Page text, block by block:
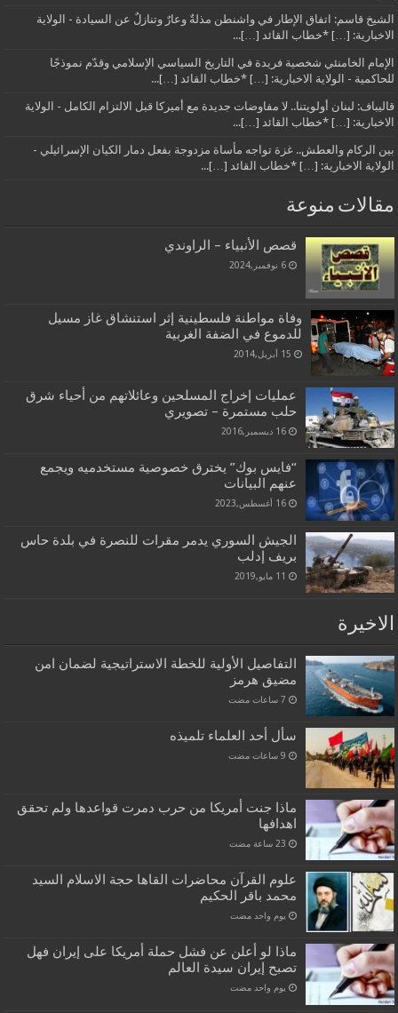
الشيخ قاسم: اتفاق الإطار في واشنطن مذلةٌ وعارٌ وتنازلٌ عن السيادة - الولاية
الاخبارية: […] *خطاب القائد […]...
الإمام الخامنئي شخصية فريدة في التاريخ السياسي الإسلامي وقدّم نموذجًا
للحاكمية - الولاية الاخبارية: […] *خطاب القائد […]...
قاليباف: لبنان أولويتنا.. لا مفاوضات جديدة مع أميركا قبل الالتزام الكامل - الولاية
الاخبارية: […] *خطاب القائد […]...
بين الركام والعطش.. غزة تواجه مأساة مزدوجة بفعل دمار الكيان الإسرائيلي -
الولاية الاخبارية: […] *خطاب القائد […]...
مقالات منوعة
قصص الأنبياء – الراوندي
6 نوفمبر,2024
وفاة مواطنة فلسطينية إثر استنشاق غاز مسيل
للدموع في الضفة الغربية
15 أبريل,2014
عمليات إخراج المسلحين وعائلاتهم من أحياء شرق
حلب مستمرة – تصويري
16 ديسمبر,2016
“فايس بوك” يخترق خصوصية مستخدميه ويجمع
عنهم البيانات
16 أغسطس,2023
الجيش السوري يدمر مقرات للنصرة في بلدة حاس
بريف إدلب
11 مايو,2019
الاخيرة
التفاصيل الأولية للخطة الاستراتيجية لضمان امن
مضيق هرمز
سأل أحد العلماء تلميذه
ماذا جنت أمريكا من حرب دمرت قواعدها ولم تحقق
اهدافها
علوم القرآن محاضرات القاها حجة الاسلام السيد
محمد باقر الحكيم
‏يوم واحد مضت
ماذا لو أعلن عن فشل حملة أمريكا على إيران فهل
تصبح إيران سيدة العالم
‏يوم واحد مضت